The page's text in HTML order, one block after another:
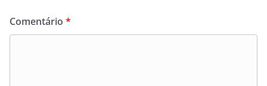
Comentário *